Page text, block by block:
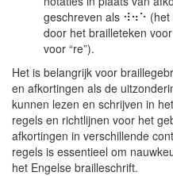
geschreven als ⠺⠲⠑ (het
door het brailleteken
voor “re”).
Het is belangrijk voor
en afkortingen als de
kunnen lezen en schrijven in
regels en richtlijnen voor het
afkortingen in verschillende
regels is essentieel om
het Engelse brailleschrift.